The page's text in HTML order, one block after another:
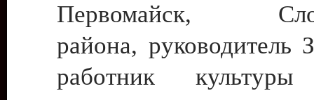
Первомайск,
района, руководитель
работник культуры